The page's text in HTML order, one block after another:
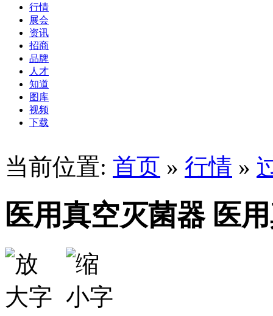
行情
展会
资讯
招商
品牌
人才
知道
图库
视频
下载
当前位置: 首页 » 行情 »
医用真空灭菌器 医